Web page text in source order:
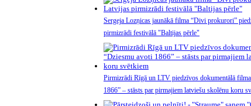
Sergeja Lozņicas jaunākā filma “Divi prokurori”
pirmizrādi festivālā "Baltijas pērle"
Pirmizrādi Rīgā un LTV piedzīvos dokumentālā
1866” – stāsts par pirmajiem latviešu skolēnu koru